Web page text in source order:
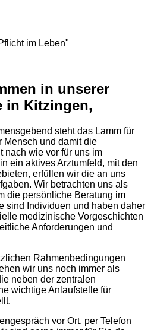
im Leben"
in unserer
in Kitzingen,
steht das Lamm für
Mensch und damit die
nach wie vor für uns im
ein aktives Arztumfeld, mit den
erfüllen wir die an uns
Wir betrachten uns als
die persönliche Beratung im
sind Individuen und haben daher
medizinische Vorgeschichten
Anforderungen und
Rahmenbedingungen
wir uns noch immer als
neben der zentralen
wichtige Anlaufstelle für
vor Ort, per Telefon